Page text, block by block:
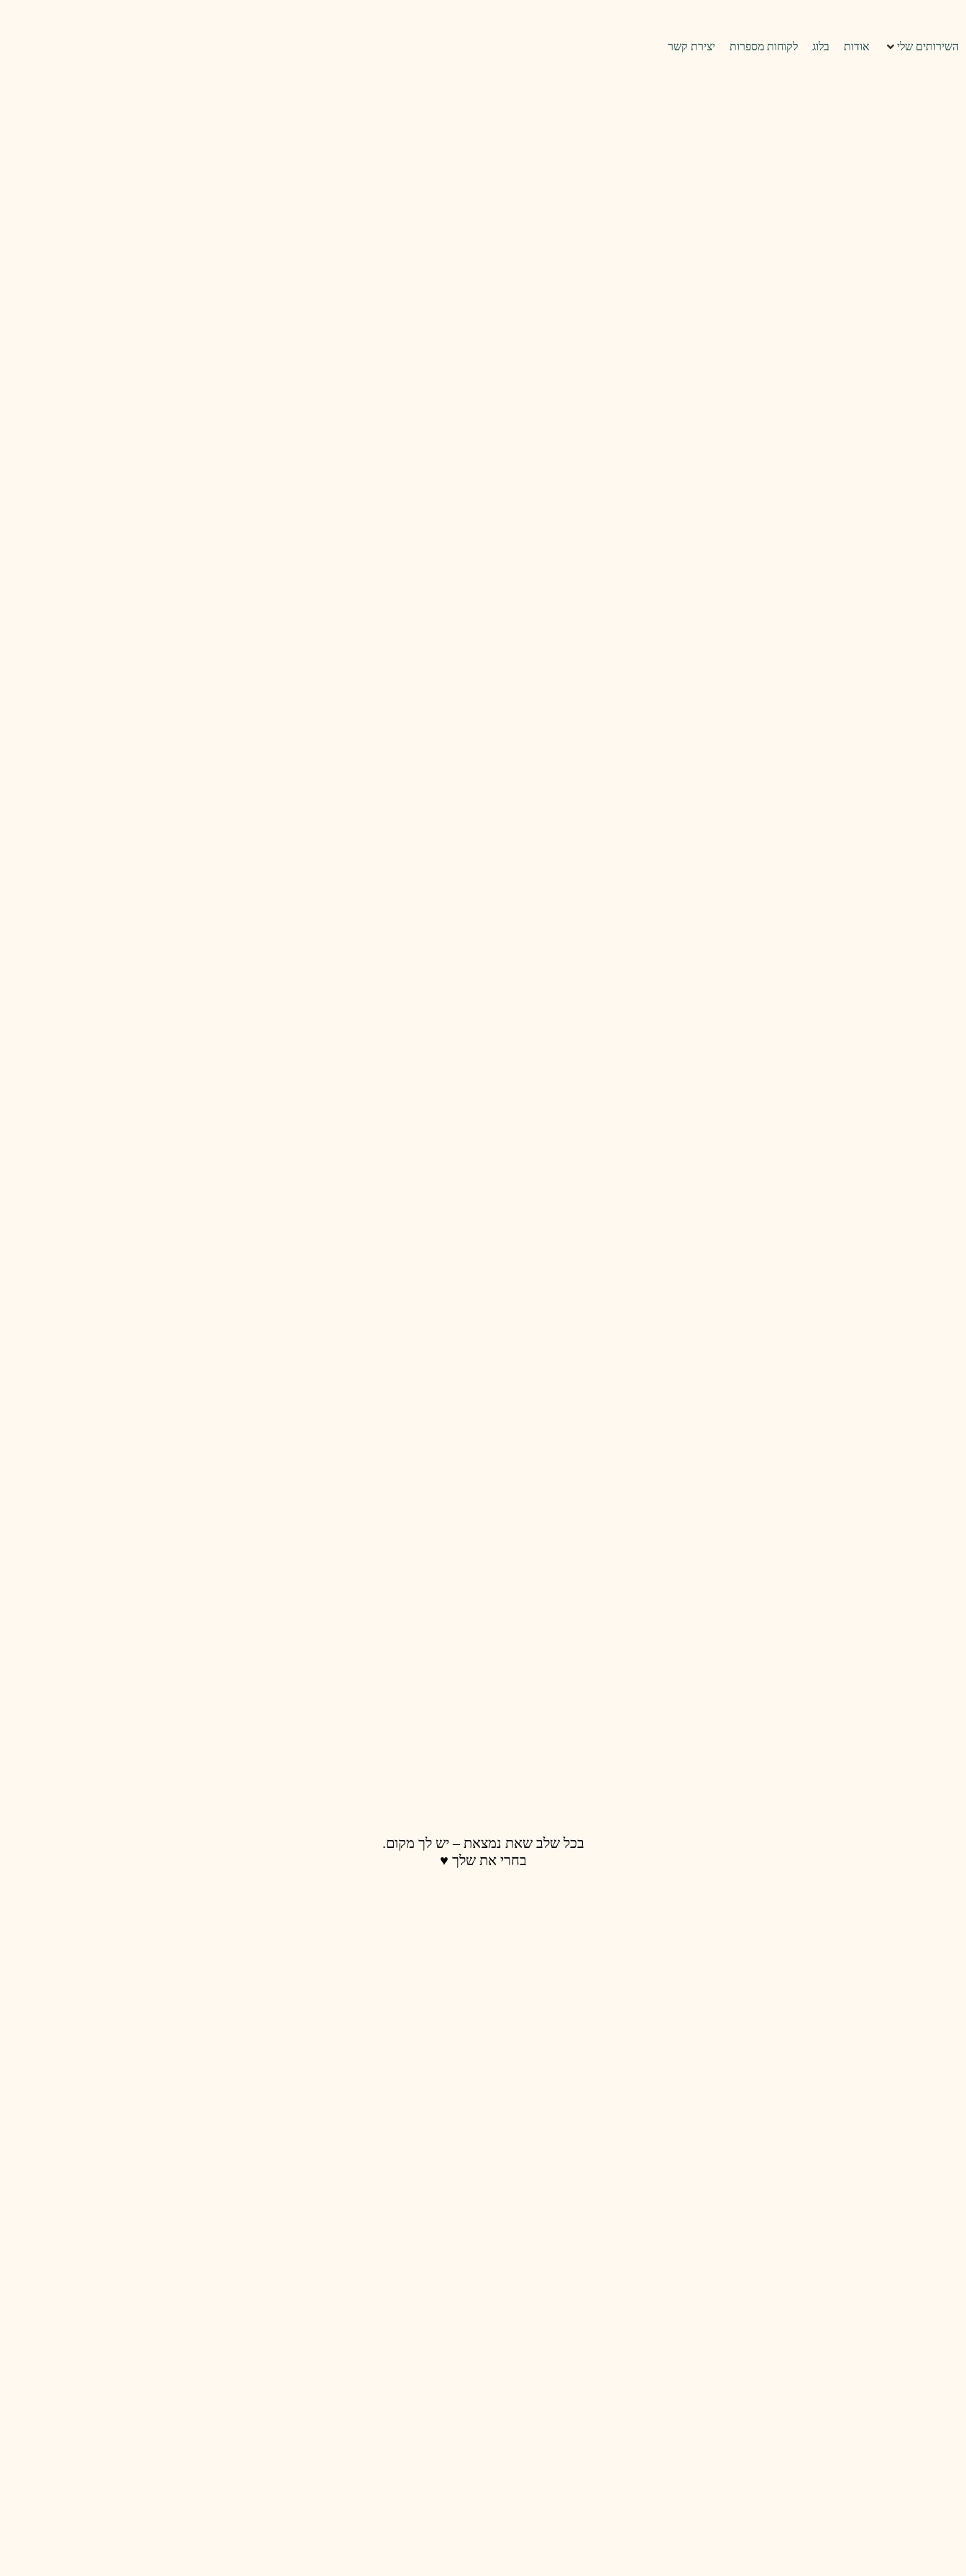
השירותים שלי אודות בלוג לקוחות מספרות יצירת קשר
בכל שלב שאת נמצאת – יש לך מקום.
בחרי את שלך ♥️